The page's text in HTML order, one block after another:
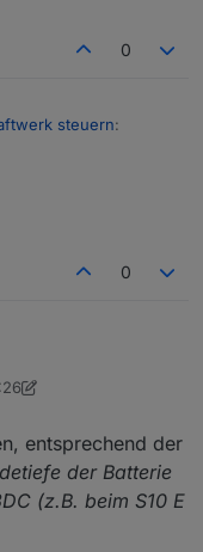
0
steuern:
0
entsprechend der
der Batterie
(z.B. beim S10 E